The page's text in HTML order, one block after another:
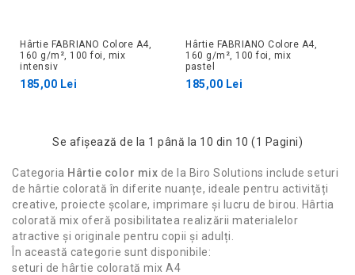
Hârtie FABRIANO Colore A4,
160 g/m², 100 foi, mix
intensiv
185,00 Lei
Hârtie FABRIANO Colore A4,
160 g/m², 100 foi, mix
pastel
185,00 Lei
Se afişează de la 1 până la 10 din 10 (1 Pagini)
Categoria Hârtie color mix de la Biro Solutions include seturi
de hârtie colorată în diferite nuanțe, ideale pentru activități
creative, proiecte școlare, imprimare și lucru de birou. Hârtia
colorată mix oferă posibilitatea realizării materialelor
atractive și originale pentru copii și adulți.
În această categorie sunt disponibile:
seturi de hârtie colorată mix A4